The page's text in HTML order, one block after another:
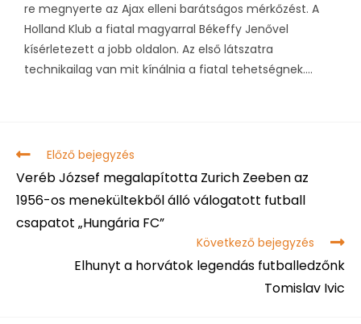
re megnyerte az Ajax elleni barátságos mérkőzést. A
Holland Klub a fiatal magyarral Békeffy Jenővel
kísérletezett a jobb oldalon. Az első látszatra
technikailag van mit kínálnia a fiatal tehetségnek….
Előző bejegyzés
Veréb József megalapította Zurich Zeeben az
1956-os menekültekből álló válogatott futball
csapatot „Hungária FC”
Következő bejegyzés
Elhunyt a horvátok legendás futballedzőnk
Tomislav Ivic